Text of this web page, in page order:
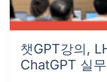
챗GPT강의,
ChatGPT 실
용
특